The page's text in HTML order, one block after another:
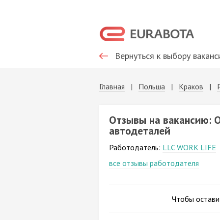
Вернуться к выбору
Главная | Польша | Краков |
Отзывы на вакансию:
автодеталей
Работодатель: LLC WORK LIFE
все отзывы работодателя
Чтобы